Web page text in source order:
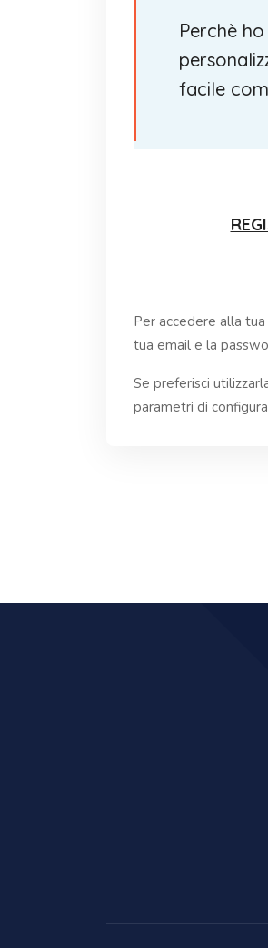
Perchè
facile
Per accedere alla
tua email e la
Se preferisci
parametri di